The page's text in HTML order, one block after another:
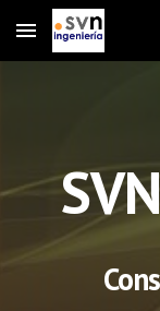
Skip to main